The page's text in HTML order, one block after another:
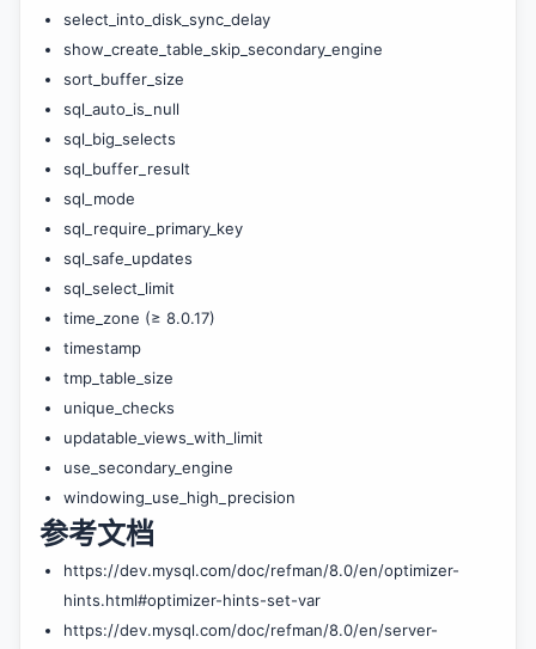
select_into_disk_sync_delay
show_create_table_skip_secondary_engine
sort_buffer_size
sql_auto_is_null
sql_big_selects
sql_buffer_result
sql_mode
sql_require_primary_key
sql_safe_updates
sql_select_limit
time_zone (≥ 8.0.17)
timestamp
tmp_table_size
unique_checks
updatable_views_with_limit
use_secondary_engine
windowing_use_high_precision
参考文档
https://dev.mysql.com/doc/refman/8.0/en/optimizer-
hints.html#optimizer-hints-set-var
https://dev.mysql.com/doc/refman/8.0/en/server-